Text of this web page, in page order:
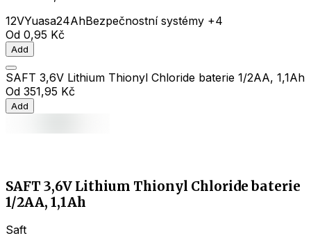
12VYuasa24AhBezpečnostní systémy +4
Od 0,95 Kč
Add
SAFT 3,6V Lithium Thionyl Chloride baterie 1/2AA, 1,1Ah
Od 351,95 Kč
Add
SAFT 3,6V Lithium Thionyl Chloride baterie
1/2AA, 1,1Ah
Saft